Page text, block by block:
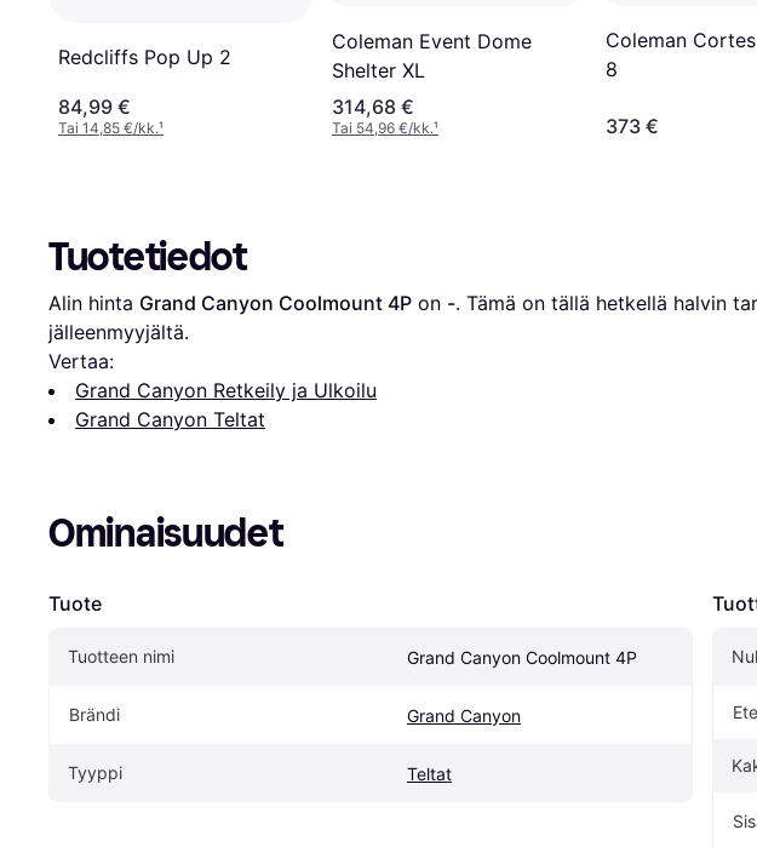
Redcliffs Pop Up 2
84,99 €
Tai 14,85 €/kk.¹
Coleman Event Dome
Shelter XL
314,68 €
Tai 54,96 €/kk.¹
Coleman
8
373 €
Tuotetiedot
Alin hinta Grand Canyon Coolmount 4P on -. Tämä on tällä hetkellä halvin
jälleenmyyjältä.
Vertaa:
Grand Canyon Retkeily ja Ulkoilu
Grand Canyon Teltat
Ominaisuudet
Tuote
Tuotteen nimi Grand Canyon Coolmount 4P
Brändi Grand Canyon
Tyyppi Teltat